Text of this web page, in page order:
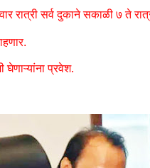
रात्री सर्व दुकाने सकाळी ७ ते
घेणाऱ्यांना प्रवेश.